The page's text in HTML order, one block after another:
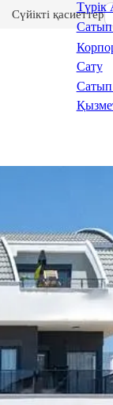
Сүйікті қасиеттер
Түрік
Сату
Сатып